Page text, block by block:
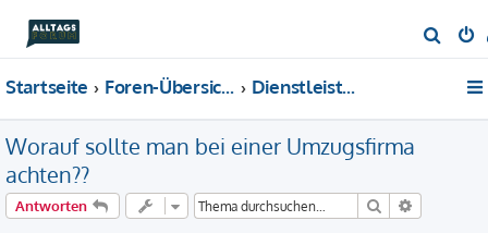
u
Startseite Foren-Übersicht Dienstleistungen
Worauf sollte man bei einer Umzugsfirma
achten??
Antworten Suche